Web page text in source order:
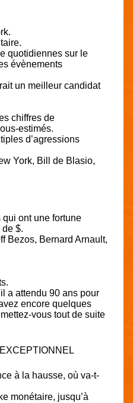
quotidiennes sur le
évènements
un meilleur candidat
chiffres de
estimés.
d’agressions
York, Bill de Blasio,
qui ont une fortune
$.
Bezos, Bernard Arnault,
a attendu 90 ans pour
encore quelques
vous tout de suite
à la hausse, où va-t-
monétaire, jusqu’à